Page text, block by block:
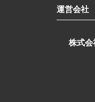
運営会社
株式